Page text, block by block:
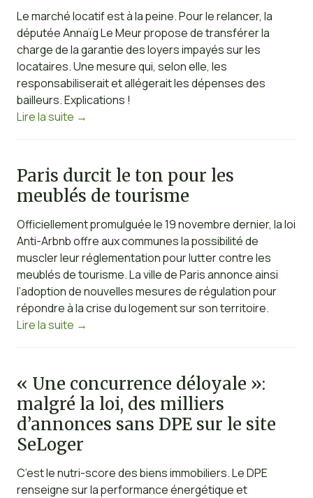
Le marché locatif est à la peine. Pour le relancer, la
députée Annaïg Le Meur propose de transférer la
charge de la garantie des loyers impayés sur les
locataires. Une mesure qui, selon elle, les
responsabiliserait et allégerait les dépenses des
bailleurs. Explications !
Lire la suite →
Paris durcit le ton pour les
meublés de tourisme
Officiellement promulguée le 19 novembre dernier, la loi
Anti-Arbnb offre aux communes la possibilité de
muscler leur réglementation pour lutter contre les
meublés de tourisme. La ville de Paris annonce ainsi
l’adoption de nouvelles mesures de régulation pour
répondre à la crise du logement sur son territoire.
Lire la suite →
« Une concurrence déloyale »:
malgré la loi, des milliers
d’annonces sans DPE sur le site
SeLoger
C’est le nutri-score des biens immobiliers. Le DPE
renseigne sur la performance énergétique et